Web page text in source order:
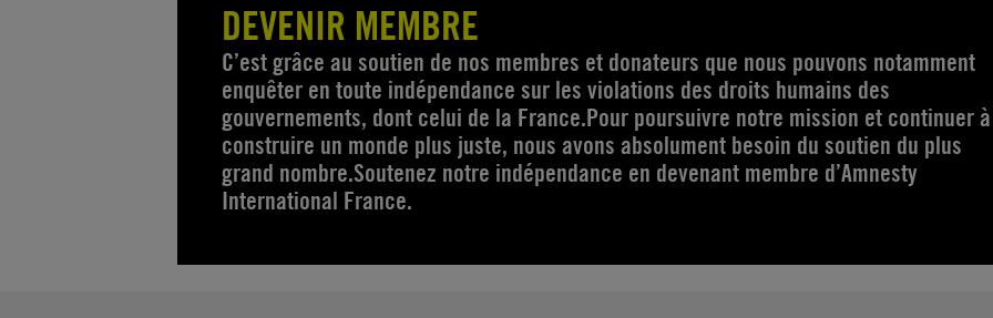
DEVENIR MEMBRE
C’est grâce au soutien de nos membres et donateurs que nous pouvons notamment
enquêter en toute indépendance sur les violations des droits humains des
gouvernements, dont celui de la France.Pour poursuivre notre mission et continuer à
construire un monde plus juste, nous avons absolument besoin du soutien du plus
grand nombre.Soutenez notre indépendance en devenant membre d’Amnesty
International France.